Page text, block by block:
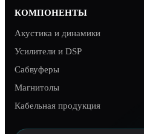
КОМПОНЕНТЫ
Акустика и динамики
Усилители и DSP
Сабвуферы
Магнитолы
Кабельная продукция